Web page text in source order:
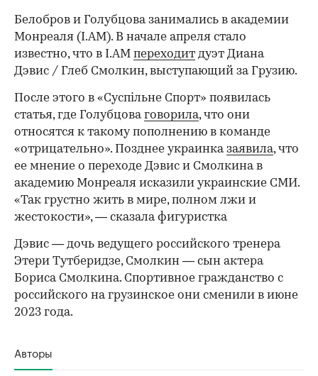
00:00
Белобров и Голубцова занимались в академии
Монреаля (I.AM). В начале апреля стало
известно, что в I.AM переходит дуэт Диана
Дэвис / Глеб Смолкин, выступающий за Грузию.
После этого в «Суспільне Спорт» появилась
статья, где Голубцоваговорила, что они
относятся к такому пополнению в команде
«отрицательно». Позднее украинказаявила, что
ее мнение о переходе Дэвис и Смолкина в
академию Монреаля исказили украинские СМИ.
«Так грустно жить в мире, полном лжи и
жестокости», — сказала фигуристка
Дэвис — дочь ведущего российского тренера
Этери Тутберидзе, Смолкин — сын актера
Бориса Смолкина. Спортивное гражданство с
российского на грузинское они сменили в июне
2023 года.
Авторы